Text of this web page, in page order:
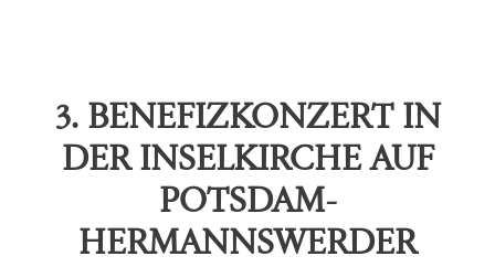
3. BENEFIZKONZERT IN
DER INSELKIRCHE AUF
POTSDAM-
HERMANNSWERDER